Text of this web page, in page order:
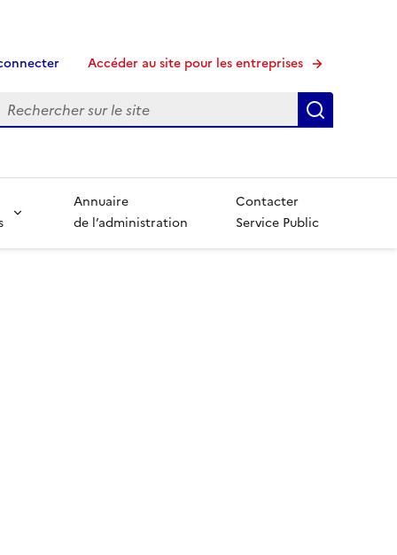
Accéder au site pour les entreprises
Recherche
Annuaire
de l’administration
Contacter
Service Public